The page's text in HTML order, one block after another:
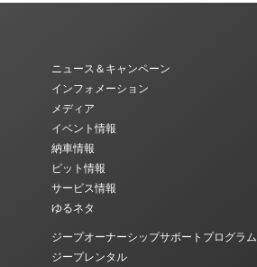
ニュース＆キャンペーン
インフォメーション
メディア
イベント情報
納車情報
ピット情報
サービス情報
ゆるネタ
ジープオーナーシップサポートプログラム
ジープレンタル